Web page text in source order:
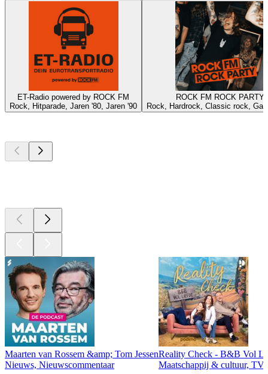
ET-Radio powered by ROCK FM
Rock, Hitparade, Jaren '80, Jaren '90
ROCK FM ROCK PARTY
Rock, Hardrock, Classic rock,
Maarten van Rossem &amp; Tom Jessen
Nieuws, Nieuwscommentaar
Reality Check - B&B Vol
Maatschappij & cultuur,